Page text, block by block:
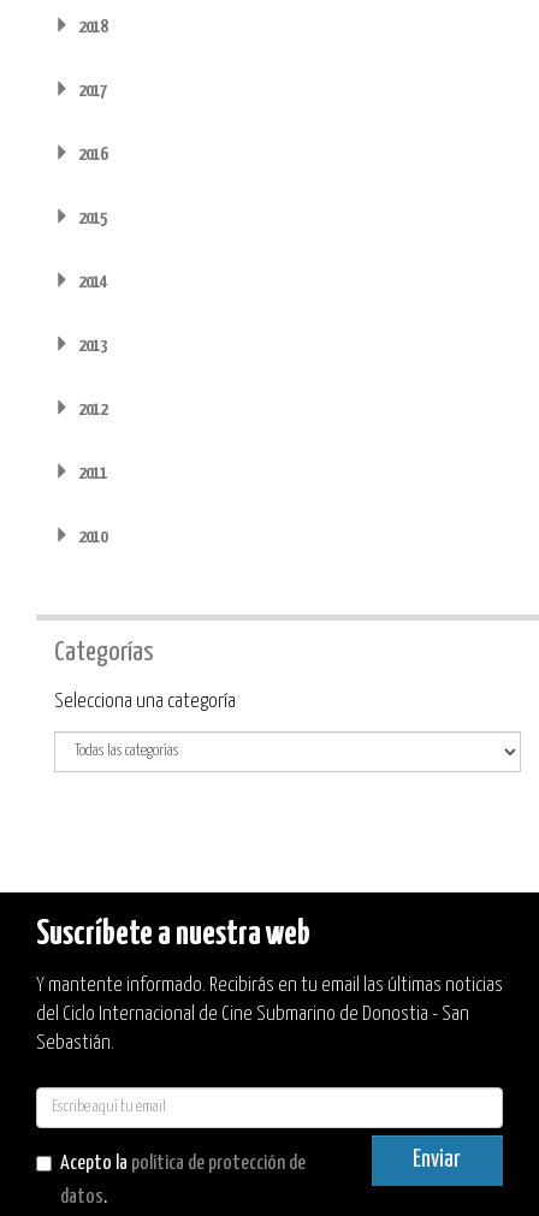
2018
2017
2016
2015
2014
2013
2012
2011
2010
Categorías
Categoría
Selecciona una categoría
Suscríbete a nuestra web
Y mantente informado. Recibirás en tu email las últimas noticias
del Ciclo Internacional de Cine Submarino de Donostia - San
Sebastián.
Acepto la política de protección de
datos.
Enviar